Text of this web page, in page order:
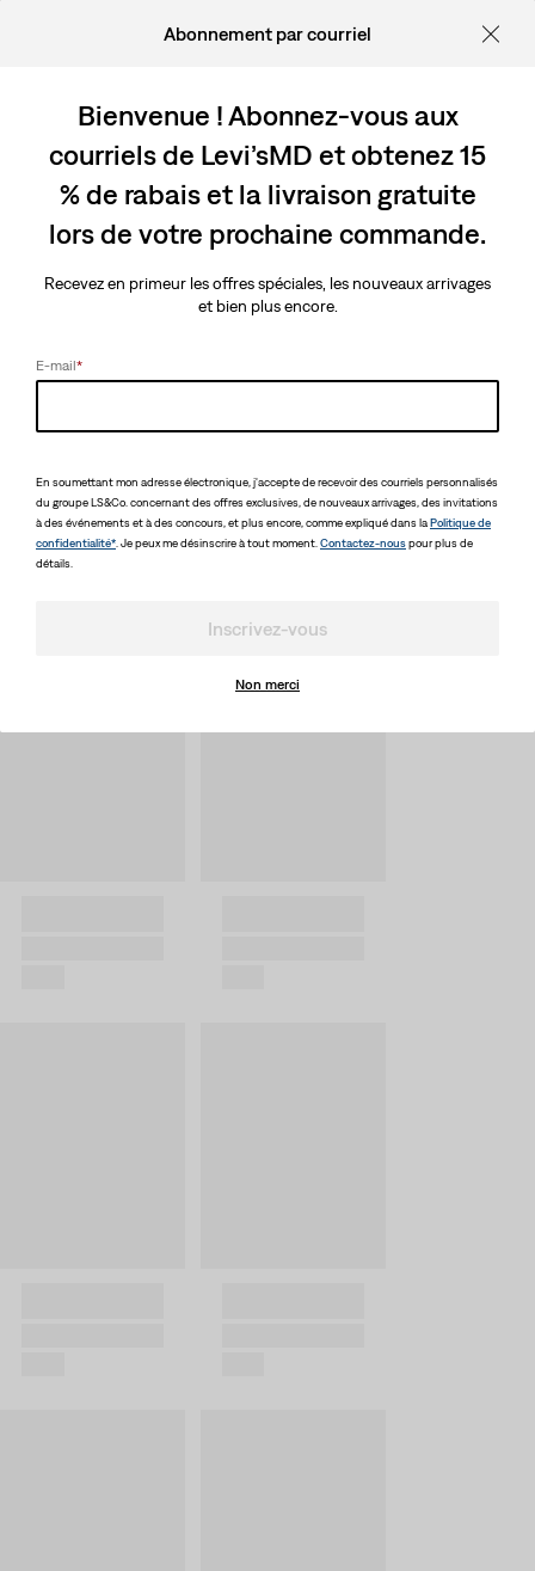
Abonnement par courriel
Bienvenue ! Abonnez-vous aux
courriels de Levi’sMD et obtenez 15
% de rabais et la livraison gratuite
lors de votre prochaine commande.
Recevez en primeur les offres spéciales, les nouveaux arrivages
et bien plus encore.
E-mail*
En soumettant mon adresse électronique, j'accepte de recevoir des courriels personnalisés
du groupe LS&Co. concernant des offres exclusives, de nouveaux arrivages, des invitations
à des événements et à des concours, et plus encore, comme expliqué dans laPolitique de
confidentialité* . Je peux me désinscrire à tout moment. Contactez-nouspour plus de
détails.
Inscrivez-vous
Non merci